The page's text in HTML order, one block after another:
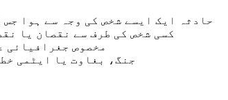
حادثہ ایک ایسے شخص کی وجہ سے ہوا جس
کسی شخص کی طرف سے نقصان یا
مخصوص جغرافیائی
جنگ، بغاوت یا ایٹمی